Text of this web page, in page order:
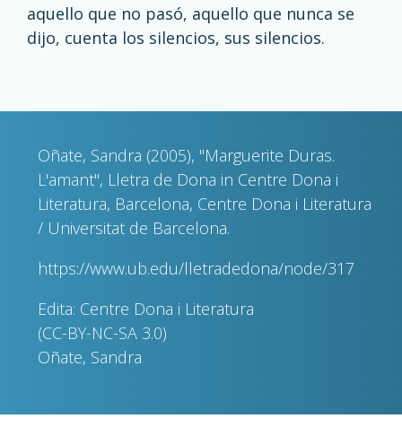
aquello que no pasó, aquello que nunca se
dijo, cuenta los silencios, sus silencios.
Oñate, Sandra (2005), "Marguerite Duras.
L'amant", Lletra de Dona in Centre Dona i
Literatura, Barcelona, Centre Dona i Literatura
/ Universitat de Barcelona.
https://www.ub.edu/lletradedona/node/317
Edita: Centre Dona i Literatura
(CC-BY-NC-SA 3.0)
Oñate, Sandra